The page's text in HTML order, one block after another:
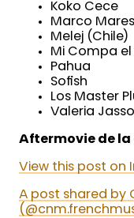
Koko Cece
Marco Mares
Melej (Chile)
Mi Compa el
Pahua
Sofish
Los Master
Valeria Jasso
Aftermovie de la
View this post on
A post shared by